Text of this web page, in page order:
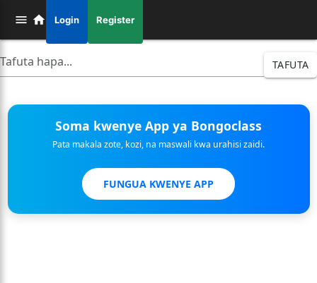
Login Register
TAFUTA
Soma kwenye App ya Bongoclass
Pata makala zote, kozi, na maswali kwa urahisi zaidi.
FUNGUA KWENYE APP